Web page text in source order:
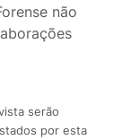
não
serão
por esta